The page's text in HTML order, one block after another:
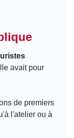
avait pour
de premiers
l'atelier ou à